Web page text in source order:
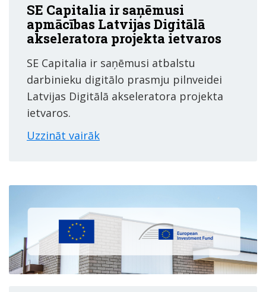
SE Capitalia ir saņēmusi
apmācības Latvijas Digitālā
akseleratora projekta ietvaros
SE Capitalia ir saņēmusi atbalstu
darbinieku digitālo prasmju pilnveidei
Latvijas Digitālā akseleratora projekta
ietvaros.
Uzzināt vairāk